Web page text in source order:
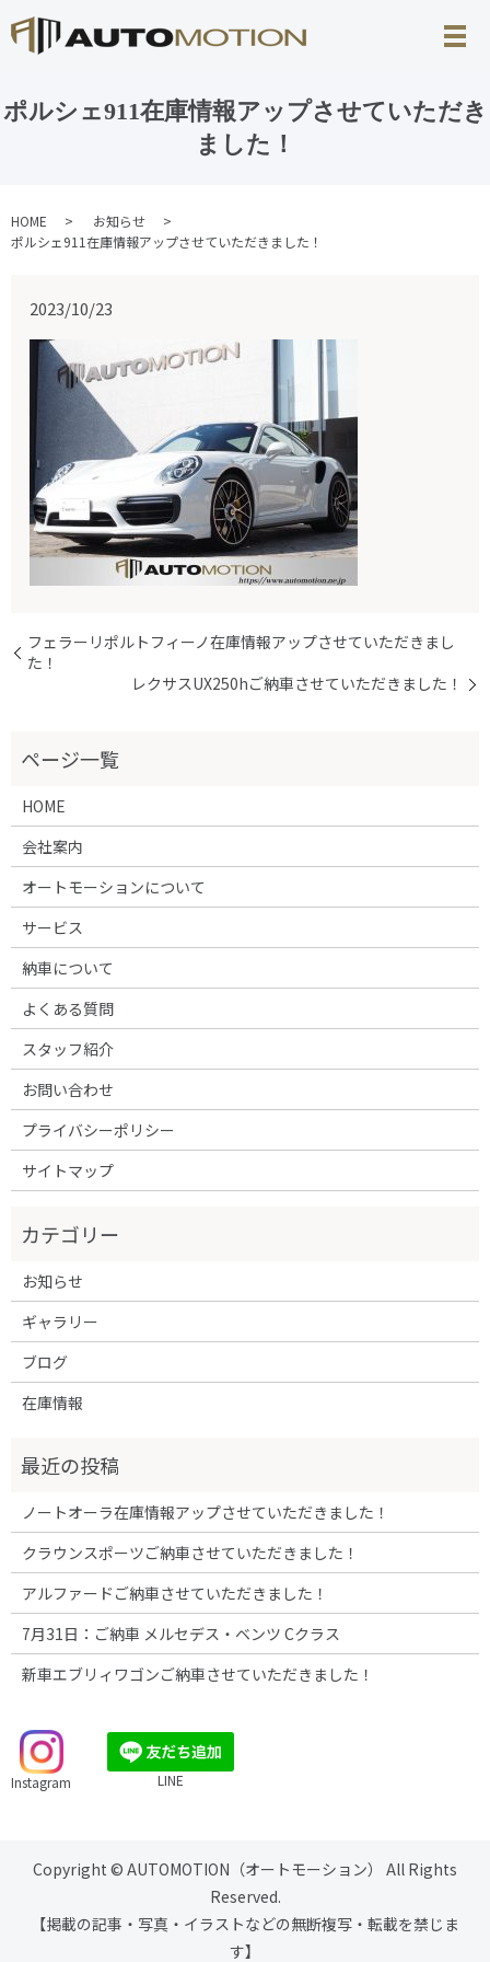
ポルシェ911在庫情報アップさせていただき
ました！
HOME
お知らせ
ポルシェ911在庫情報アップさせていただきました！
2023/10/23
フェラーリポルトフィーノ在庫情報アップさせていただきまし
た！
レクサスUX250hご納車させていただきました！
HOME
会社案内
オートモーションについて
サービス
納車について
よくある質問
スタッフ紹介
お問い合わせ
プライバシーポリシー
サイトマップ
お知らせ
ギャラリー
ブログ
在庫情報
ノートオーラ在庫情報アップさせていただきました！
クラウンスポーツご納車させていただきました！
アルファードご納車させていただきました！
7月31日：ご納車 メルセデス・ベンツ Cクラス
新車エブリィワゴンご納車させていただきました！
Instagram LINE
Copyright © AUTOMOTION（オートモーション） All Rights
Reserved.
【掲載の記事・写真・イラストなどの無断複写・転載を禁じま
す】